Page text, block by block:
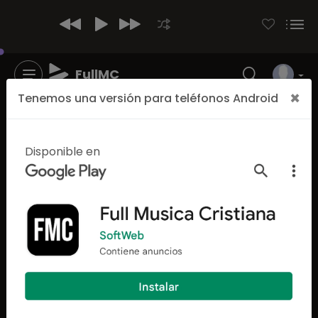
FullMC
Tenemos una versión para teléfonos Android ×
Disponible en